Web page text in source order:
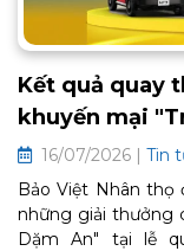
Kết quả quay
khuyến mại
16/07/2026 | Tin
Bảo Việt Nhân thọ
những giải thưởng
Dặm An" tại lễ